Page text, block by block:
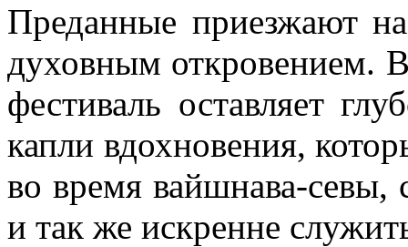
Преданные приезжают
духовным откровением.
фестиваль оставляет
капли вдохновения,
во время вайшнава-севы,
и так же искренне